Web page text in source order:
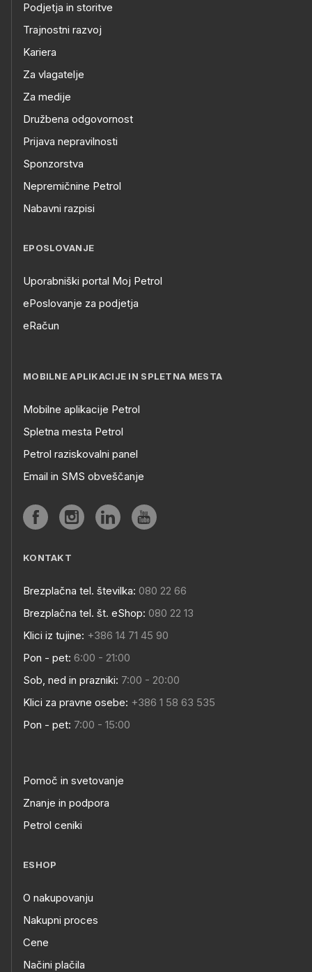
Podjetja in storitve
Trajnostni razvoj
Kariera
Za vlagatelje
Za medije
Družbena odgovornost
Prijava nepravilnosti
Sponzorstva
Nepremičnine Petrol
Nabavni razpisi
EPOSLOVANJE
Uporabniški portal Moj Petrol
ePoslovanje za podjetja
eRačun
MOBILNE APLIKACIJE IN SPLETNA MESTA
Mobilne aplikacije Petrol
Spletna mesta Petrol
Petrol raziskovalni panel
Email in SMS obveščanje
KONTAKT
Brezplačna tel. številka: 080 22 66
Brezplačna tel. št. eShop: 080 22 13
Klici iz tujine: +386 14 71 45 90
Pon - pet: 6:00 - 21:00
Sob, ned in prazniki: 7:00 - 20:00
Klici za pravne osebe: +386 1 58 63 535
Pon - pet: 7:00 - 15:00
Pomoč in svetovanje
Znanje in podpora
Petrol ceniki
ESHOP
O nakupovanju
Nakupni proces
Cene
Načini plačila